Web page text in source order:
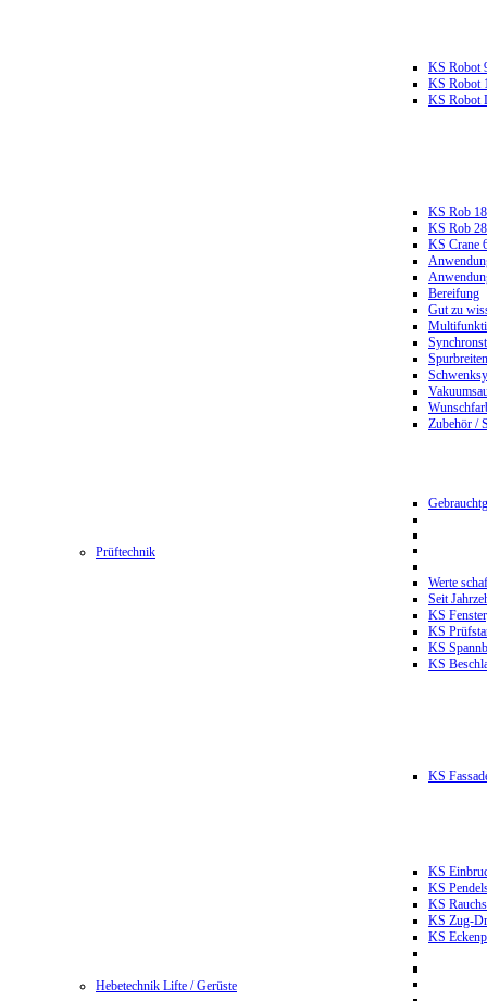
KS Robot
KS Robot
KS Robot
KS Rob
KS Rob
KS Crane
Bereifung
Gut zu
Zubehör /
Prüftechnik
Werte
Seit
KS
KS
KS
KS
KS
KS
KS
KS
KS Zug-
KS
Hebetechnik Lifte / Gerüste